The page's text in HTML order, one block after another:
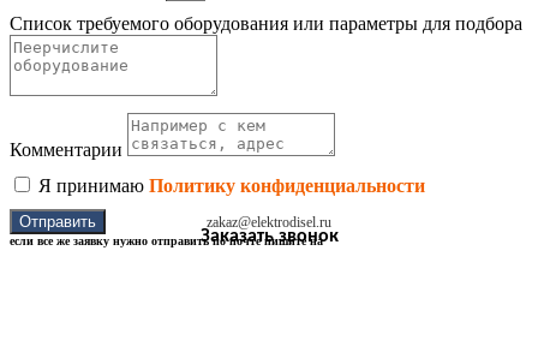
Список требуемого оборудования или параметры для подбора
Комментарии
Я принимаю Политику конфиденциальности
Отправить
если все же заявку нужно отправить по почте пишите на
zakaz@elektrodisel.ru
Заказать звонок